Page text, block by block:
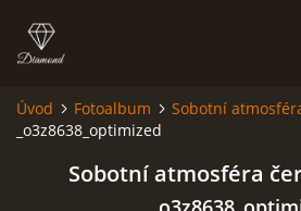
ÚVOD
Úvod Fotoalbum
Sobotní
_o3z8638_optimized
Sobotní atmosféra